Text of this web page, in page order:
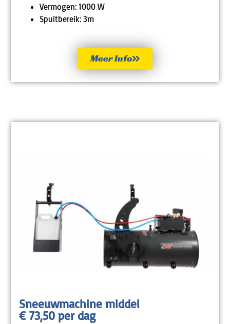
Vermogen: 1000 W
Spuitbereik: 3m
Meer Info
Sneeuwmachine middel
€ 73,50 per dag